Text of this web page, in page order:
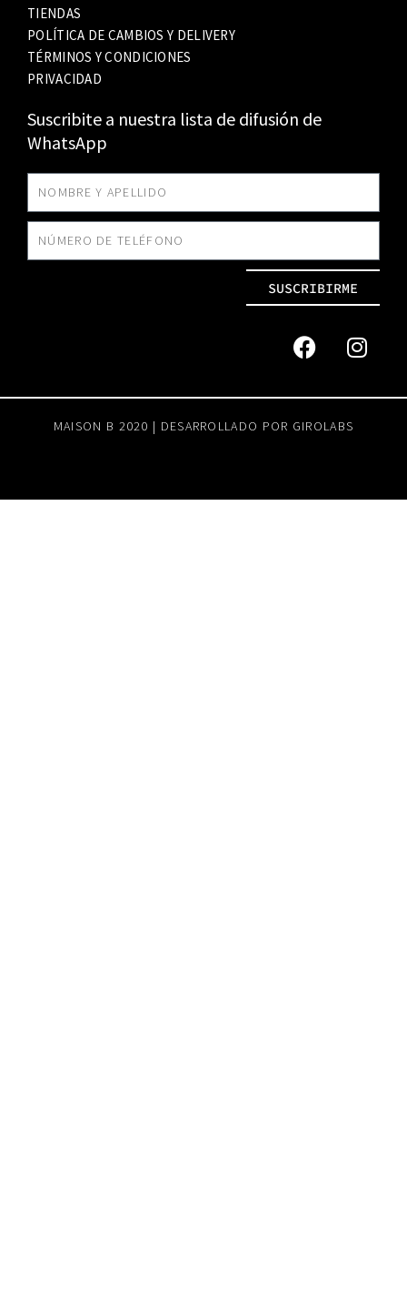
TIENDAS
POLÍTICA DE CAMBIOS Y DELIVERY
TÉRMINOS Y CONDICIONES
PRIVACIDAD
Suscribite a nuestra lista de difusión de
WhatsApp
SUSCRIBIRME
MAISON B 2020 | DESARROLLADO POR GIROLABS